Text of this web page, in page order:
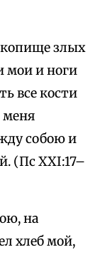
злых
мои и ноги
все кости
меня
собою и
(Пс XXI:17–
на
хлеб мой,